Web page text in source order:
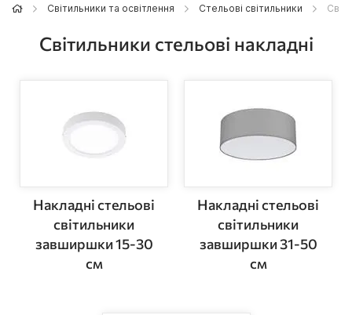
Світильники та освітлення Стельові світильники
Світильники стельові накладні
Накладні стельові
світильники
завширшки 15-30
см
Накладні стельові
світильники
завширшки 31-50
см